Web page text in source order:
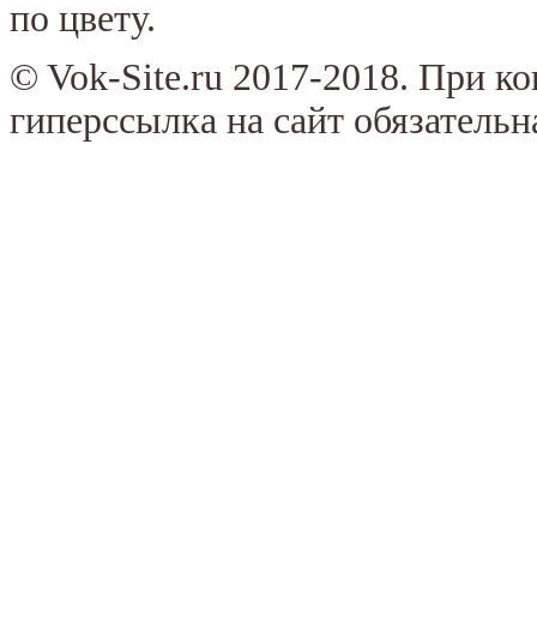
по цвету.
© Vok-Site.ru 2017-2018. При
гиперссылка на сайт